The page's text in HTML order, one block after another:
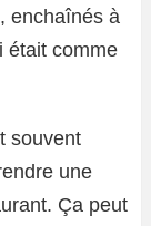
enchaînés à
était comme
souvent
une
Ça peut